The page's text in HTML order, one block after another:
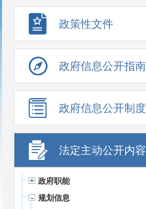
政策性文件
政府信息公开指南
政府信息公开制度
法定主动公开内容
政府职能
规划信息